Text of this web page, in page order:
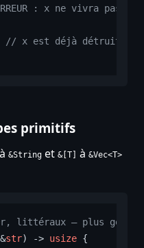
: x ne vivra pas
x est déjà détruit ici
primitifs
à &String et &[T] à &Vec<T>
littéraux — plus
str) -> usize {